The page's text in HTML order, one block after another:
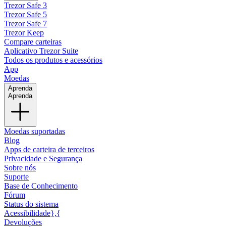
Trezor Safe 3
Trezor Safe 5
Trezor Safe 7
Trezor Keep
Compare carteiras
Aplicativo Trezor Suite
Todos os produtos e acessórios
App
Moedas
Aprenda
Aprenda
Moedas suportadas
Blog
Apps de carteira de terceiros
Privacidade e Segurança
Sobre nós
Suporte
Base de Conhecimento
Fórum
Status do sistema
Acessibilidade},{
Devoluções